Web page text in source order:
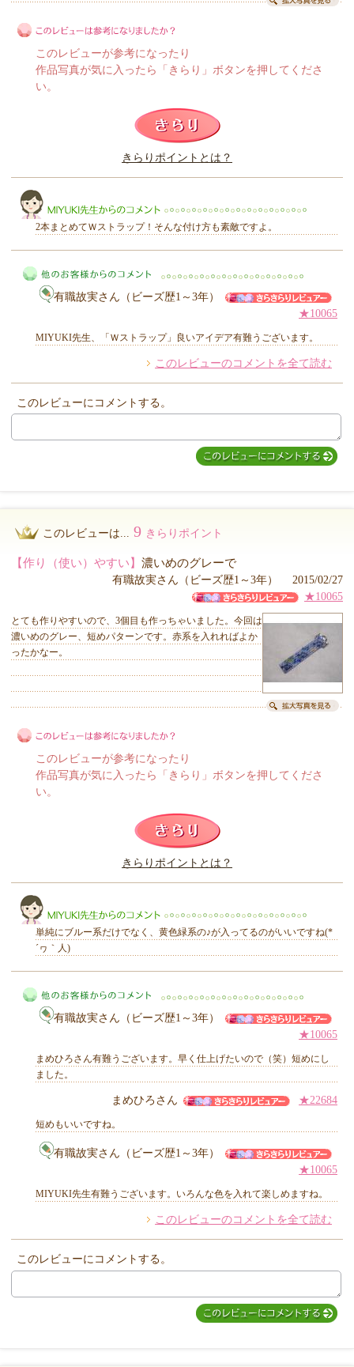
このレビューは参考になりましたか？
このレビューが参考になったり
作品写真が気に入ったら「きらり」ボタンを押してくださ
い。
きらり
きらりポイントとは？
MIYUKI先生からのコメント
2本まとめてＷストラップ！そんな付け方も素敵ですよ。
有職故実さん（ビーズ歴1～3年）
★10065
MIYUKI先生、「Ｗストラップ」良いアイデア有難うございます。
このレビューのコメントを全て読む
このレビューにコメントする。
このレビューは... 9 きらりポイント
【作り（使い）やすい】 濃いめのグレーで
有職故実さん（ビーズ歴1～3年） 2015/02/27
★10065
とても作りやすいので、3個目も作っちゃいました。今回は
濃いめのグレー、短めパターンです。赤系を入れればよか
ったかなー。
このレビューは参考になりましたか？
このレビューが参考になったり
作品写真が気に入ったら「きらり」ボタンを押してくださ
い。
きらりポイントとは？
MIYUKI先生からのコメント
単純にブルー系だけでなく、黄色緑系の♪が入ってるのがいいですね(*
´ヮ｀人)
他のお客様からのコメント
有職故実さん（ビーズ歴1～3年）
★10065
まめひろさん有難うございます。早く仕上げたいので（笑）短めにし
ました。
まめひろさん ★22684
短めもいいですね。
有職故実さん（ビーズ歴1～3年）
★10065
MIYUKI先生有難うございます。いろんな色を入れて楽しめますね。
このレビューのコメントを全て読む
このレビューにコメントする。